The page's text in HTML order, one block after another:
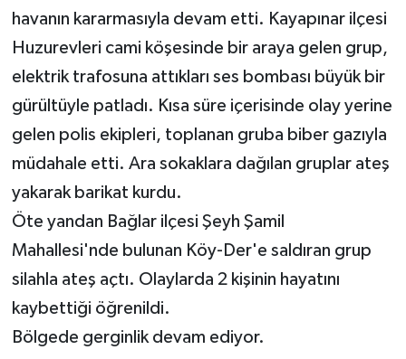
havanın kararmasıyla devam etti. Kayapınar ilçesi
Huzurevleri cami köşesinde bir araya gelen grup,
elektrik trafosuna attıkları ses bombası büyük bir
gürültüyle patladı. Kısa süre içerisinde olay yerine
gelen polis ekipleri, toplanan gruba biber gazıyla
müdahale etti. Ara sokaklara dağılan gruplar ateş
yakarak barikat kurdu.
Öte yandan Bağlar ilçesi Şeyh Şamil
Mahallesi'nde bulunan Köy-Der'e saldıran grup
silahla ateş açtı. Olaylarda 2 kişinin hayatını
kaybettiği öğrenildi.
Bölgede gerginlik devam ediyor.